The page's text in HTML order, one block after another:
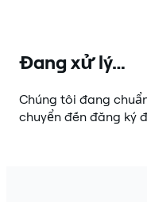
Đang xử lý…
Chúng tôi đang
chuyển đến đăng ký